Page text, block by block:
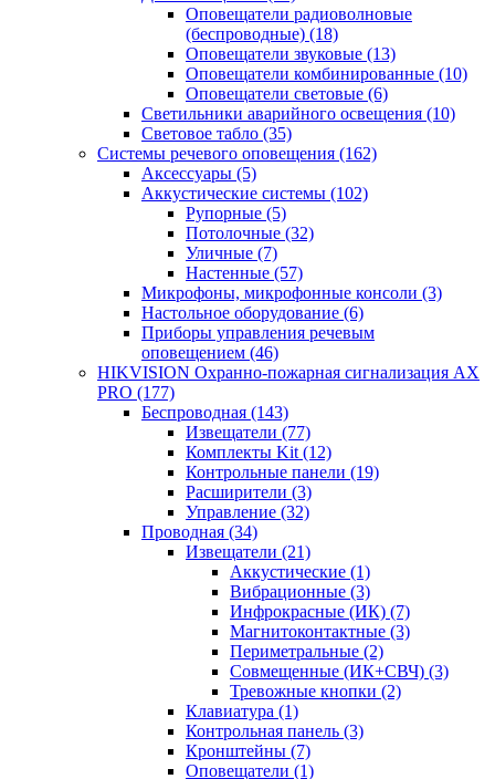
Оповещатели радиоволновые
(беспроводные) (18)
Оповещатели звуковые (13)
Оповещатели комбинированные (10)
Оповещатели световые (6)
Светильники аварийного освещения (10)
Световое табло (35)
Системы речевого оповещения (162)
Аксессуары (5)
Аккустические системы (102)
Рупорные (5)
Потолочные (32)
Уличные (7)
Настенные (57)
Микрофоны, микрофонные консоли (3)
Настольное оборудование (6)
Приборы управления речевым
оповещением (46)
HIKVISION Охранно-пожарная сигнализация AX
PRO (177)
Беспроводная (143)
Извещатели (77)
Комплекты Kit (12)
Контрольные панели (19)
Расширители (3)
Управление (32)
Проводная (34)
Извещатели (21)
Аккустические (1)
Вибрационные (3)
Инфрокрасные (ИК) (7)
Магнитоконтактные (3)
Периметральные (2)
Совмещенные (ИК+СВЧ) (3)
Тревожные кнопки (2)
Клавиатура (1)
Контрольная панель (3)
Кронштейны (7)
Оповещатели (1)